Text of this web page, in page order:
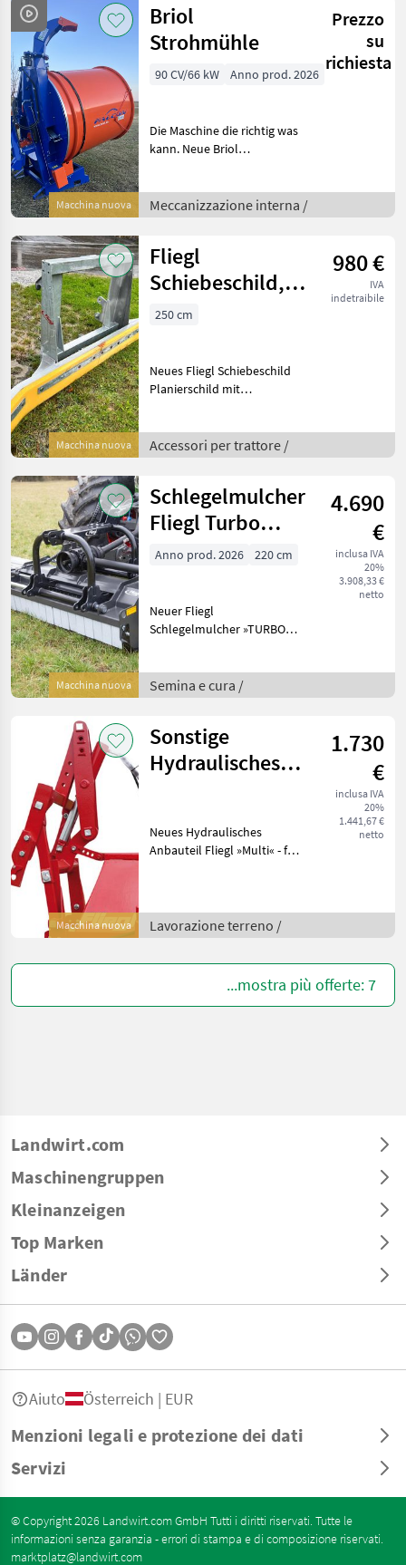
Macchina nuova
Briol
Strohmühle
Prezzo
su
richiesta
90 CV/66 kW Anno prod. 2026
Die Maschine die richtig was
kann. Neue Briol
Vorführmaschinen Auch
zum Einstreuen für
Füttern 1 M
Meccanizzazione interna /
Macchina nuova
Fliegl
Schiebeschild,
Schlammschild,
980 €
IVA
indetraibile
250 cm
Neues Fliegl Schiebeschild
Planierschild mit
verfügbar.. ideal auch
einsetzbar bei Schlamm
Hier das
Accessori per trattore /
Macchina nuova
Schlegelmulcher
Fliegl Turbo
2200
4.690
€
inclusa IVA
20%
3.908,33 €
netto
Anno prod. 2026 220 cm
Neuer Fliegl
Schlegelmulcher »TURBO
verfügbar. Gerne
unverbindlich anfragen -
Fliegls Sc
Semina e cura /
Macchina nuova
Sonstige
Hydraulisches
1.730
€
inclusa IVA
20%
1.441,67 €
netto
Neues Hydraulisches
Anbauteil Fliegl »Multi« - für
Anbauteil »Multi« für
Bodenbearbeitungs- und
Lavorazione terreno /
...mostra più offerte: 7
Landwirt.com
Maschinengruppen
Kleinanzeigen
Top Marken
Länder
Menzioni legali e protezione dei dati
Servizi
Aiuto Österreich | EUR
© Copyright 2026 Landwirt.com GmbH Tutti i diritti riservati. Tutte le
informazioni senza garanzia - errori di stampa e di composizione riservati.
marktplatz@landwirt.com